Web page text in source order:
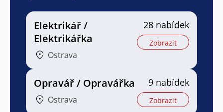
Elektrikář /
Elektrikářka
Ostrava
28 nabídek
Zobrazit
Opravář / Opravářka
Ostrava
9 nabídek
Zobrazit